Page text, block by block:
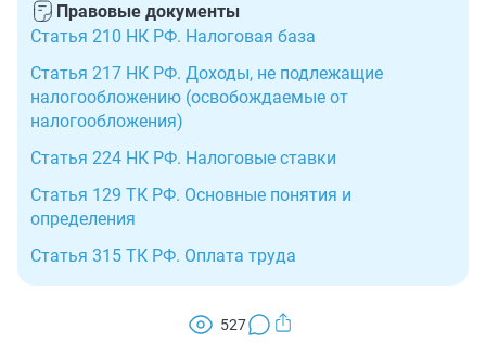
Правовые документы
Статья 210 НК РФ. Налоговая база
Статья 217 НК РФ. Доходы, не подлежащие
налогообложению (освобождаемые от
налогообложения)
Статья 224 НК РФ. Налоговые ставки
Статья 129 ТК РФ. Основные понятия и
определения
Статья 315 ТК РФ. Оплата труда
527